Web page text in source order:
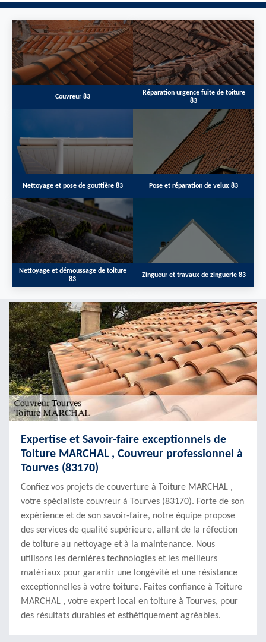
Couvreur 83
Réparation urgence fuite de toiture
83
Nettoyage et pose de gouttière 83 Pose et réparation de velux 83
Nettoyage et démoussage de toiture
83
Zingueur et travaux de zinguerie 83
Expertise et Savoir-faire exceptionnels de
Toiture MARCHAL , Couvreur professionnel à
Tourves (83170)
Confiez vos projets de couverture à Toiture MARCHAL ,
votre spécialiste couvreur à Tourves (83170). Forte de son
expérience et de son savoir-faire, notre équipe propose
des services de qualité supérieure, allant de la réfection
de toiture au nettoyage et à la maintenance. Nous
utilisons les dernières technologies et les meilleurs
matériaux pour garantir une longévité et une résistance
exceptionnelles à votre toiture. Faites confiance à Toiture
MARCHAL , votre expert local en toiture à Tourves, pour
des résultats durables et esthétiquement agréables.